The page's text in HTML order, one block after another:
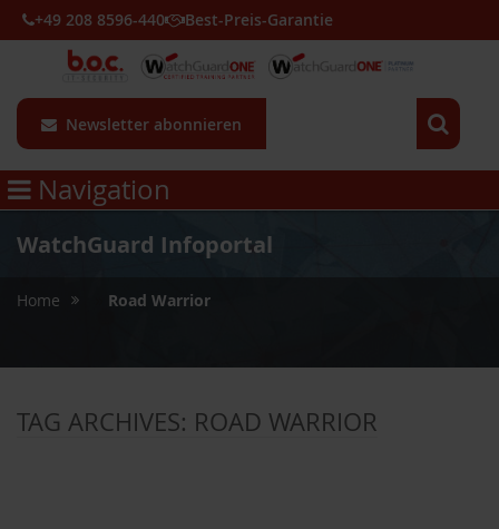
Newsletter abonnieren
+49 208 8596-440 Best-Preis-Garantie
Navigation
WatchGuard Infoportal
Home Road Warrior
TAG ARCHIVES: ROAD WARRIOR